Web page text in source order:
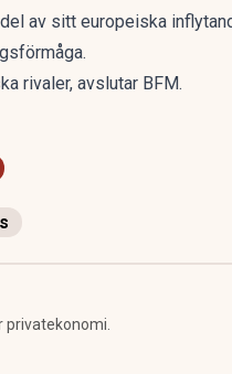
av sitt europeiska
rivaler, avslutar BFM.
privatekonomi.